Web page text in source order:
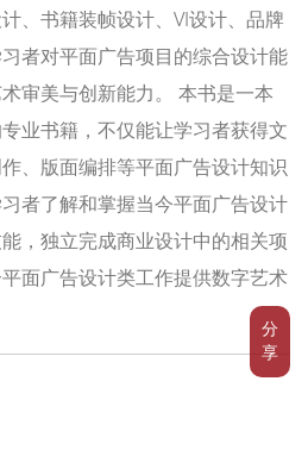
分
享
、书籍装帧设计、VI设计、品牌
者对平面广告项目的综合设计能
审美与创新能力。 本书是一本
业书籍，不仅能让学习者获得文
、版面编排等平面广告设计知识
者了解和掌握当今平面广告设计
，独立完成商业设计中的相关项
面广告设计类工作提供数字艺术